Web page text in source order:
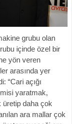
grubu olan
içinde özel bir
yön veren
arasında yer
“Cari açığı
yaratmak,
daha çok
ara mallar çok